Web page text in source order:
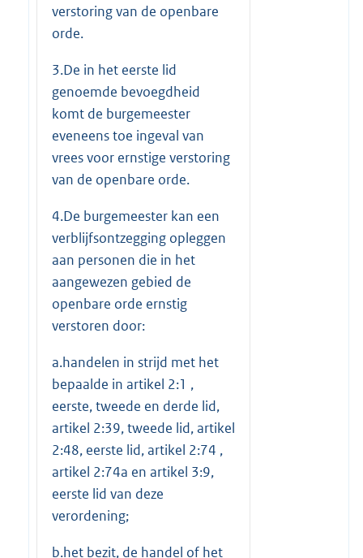
verstoring van de openbare
orde.
3.De in het eerste lid
genoemde bevoegdheid
komt de burgemeester
eveneens toe ingeval van
vrees voor ernstige verstoring
van de openbare orde.
4.De burgemeester kan een
verblijfsontzegging opleggen
aan personen die in het
aangewezen gebied de
openbare orde ernstig
verstoren door:
a.handelen in strijd met het
bepaalde in artikel 2:1 ,
eerste, tweede en derde lid,
artikel 2:39, tweede lid, artikel
2:48, eerste lid, artikel 2:74 ,
artikel 2:74a en artikel 3:9,
eerste lid van deze
verordening;
b.het bezit, de handel of het